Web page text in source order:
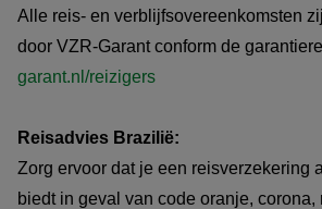
Alle reis- en verblijfsovereenkomsten
door VZR-Garant conform de
garant.nl/reizigers
Reisadvies Brazilië:
Zorg ervoor dat je een reisverzekering
biedt in geval van code oranje, corona,